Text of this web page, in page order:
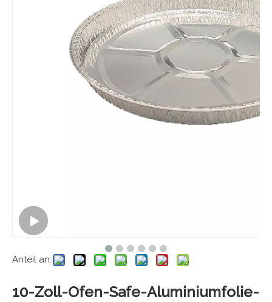
Anteil an:
10-Zoll-Ofen-Safe-Aluminiumfolie-